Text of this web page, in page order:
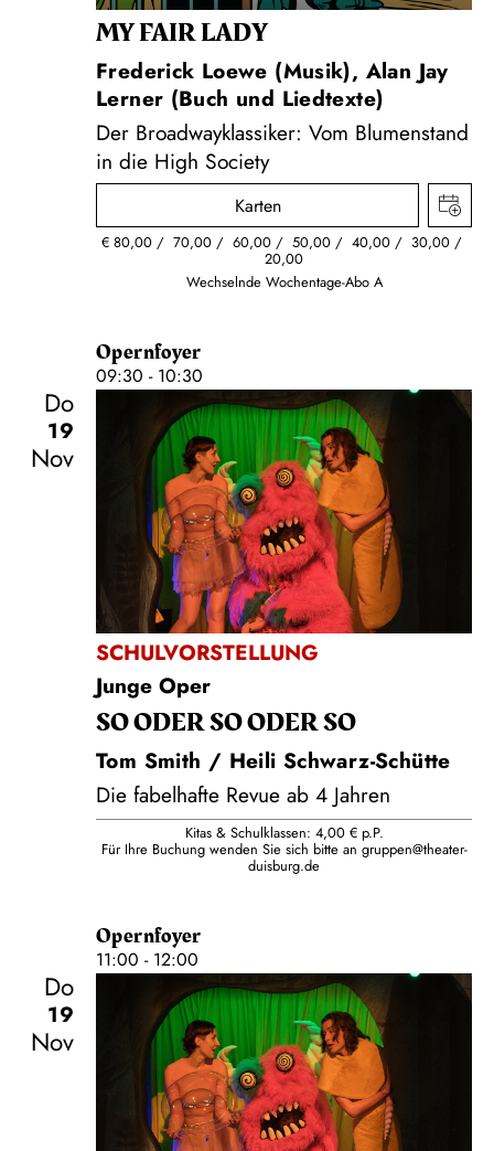
MY FAIR LADY
Frederick Loewe (Musik), Alan Jay
Lerner (Buch und Liedtexte)
Der Broadwayklassiker: Vom Blumenstand
in die High Society
Karten
€ 80,00 70,00 60,00 50,00 40,00 30,00
20,00
Wechselnde Wochentage-Abo A
Opernfoyer
09:30 - 10:30
Do
19
Nov
SCHULVORSTELLUNG
Junge Oper
SO ODER SO ODER SO
Tom Smith / Heili Schwarz-Schütte
Die fabelhafte Revue ab 4 Jahren
Kitas & Schulklassen: 4,00 € p.P.
Für Ihre Buchung wenden Sie sich bitte an gruppen@theater-
duisburg.de
Opernfoyer
11:00 - 12:00
Do
19
Nov